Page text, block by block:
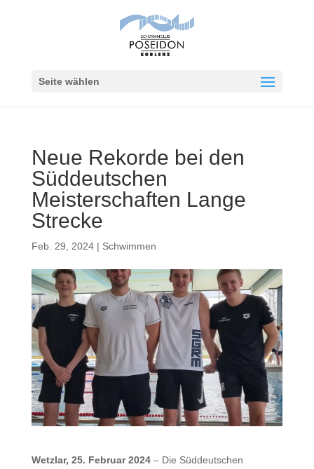
Seite wählen
Neue Rekorde bei den
Süddeutschen
Meisterschaften Lange
Strecke
Feb. 29, 2024| Schwimmen
Wetzlar, 25. Februar 2024– Die Süddeutschen